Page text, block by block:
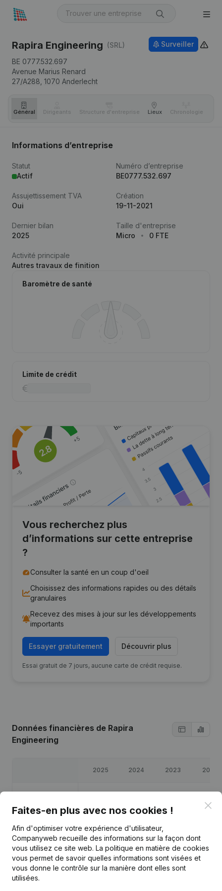
Rapira Engineering (SRL)
BE 0777.532.697
Avenue Marius Renard
27/A288, 1070 Anderlecht
Surveiller
Général Dirigeants Structure d'entreprise Lieux Chronologie
Informations d’entreprise
Statut
Actif
Numéro d’entreprise
BE0777.532.697
Assujettissement TVA
Oui
Création
19-11-2021
Dernier bilan
2025
Taille d'entreprise
Micro
0 FTE
Activité principale
Autres travaux de finition
Baromètre de santé
Limite de crédit
Vous recherchez plus
d’informations sur cette entreprise
?
Consulter la santé en un coup d'oeil
Choisissez des informations rapides ou des détails
granulaires
Recevez des mises à jour sur les développements
importants
Essayer gratuitement Découvrir plus
Essai gratuit de 7 jours, aucune carte de crédit requise.
Données financières de Rapira
Engineering
2025 2024 2023 2022
Marge brute € -1 256 €6 438 € -2 614 €25 286
Faites-en plus avec nos cookies !
Afin d'optimiser votre expérience d'utilisateur,
Companyweb recueille des informations sur la façon dont
vous utilisez ce site web. La politique en matière de cookies
vous permet de savoir quelles informations sont visées et
vous donne le contrôle sur la manière dont elles sont
utilisées.